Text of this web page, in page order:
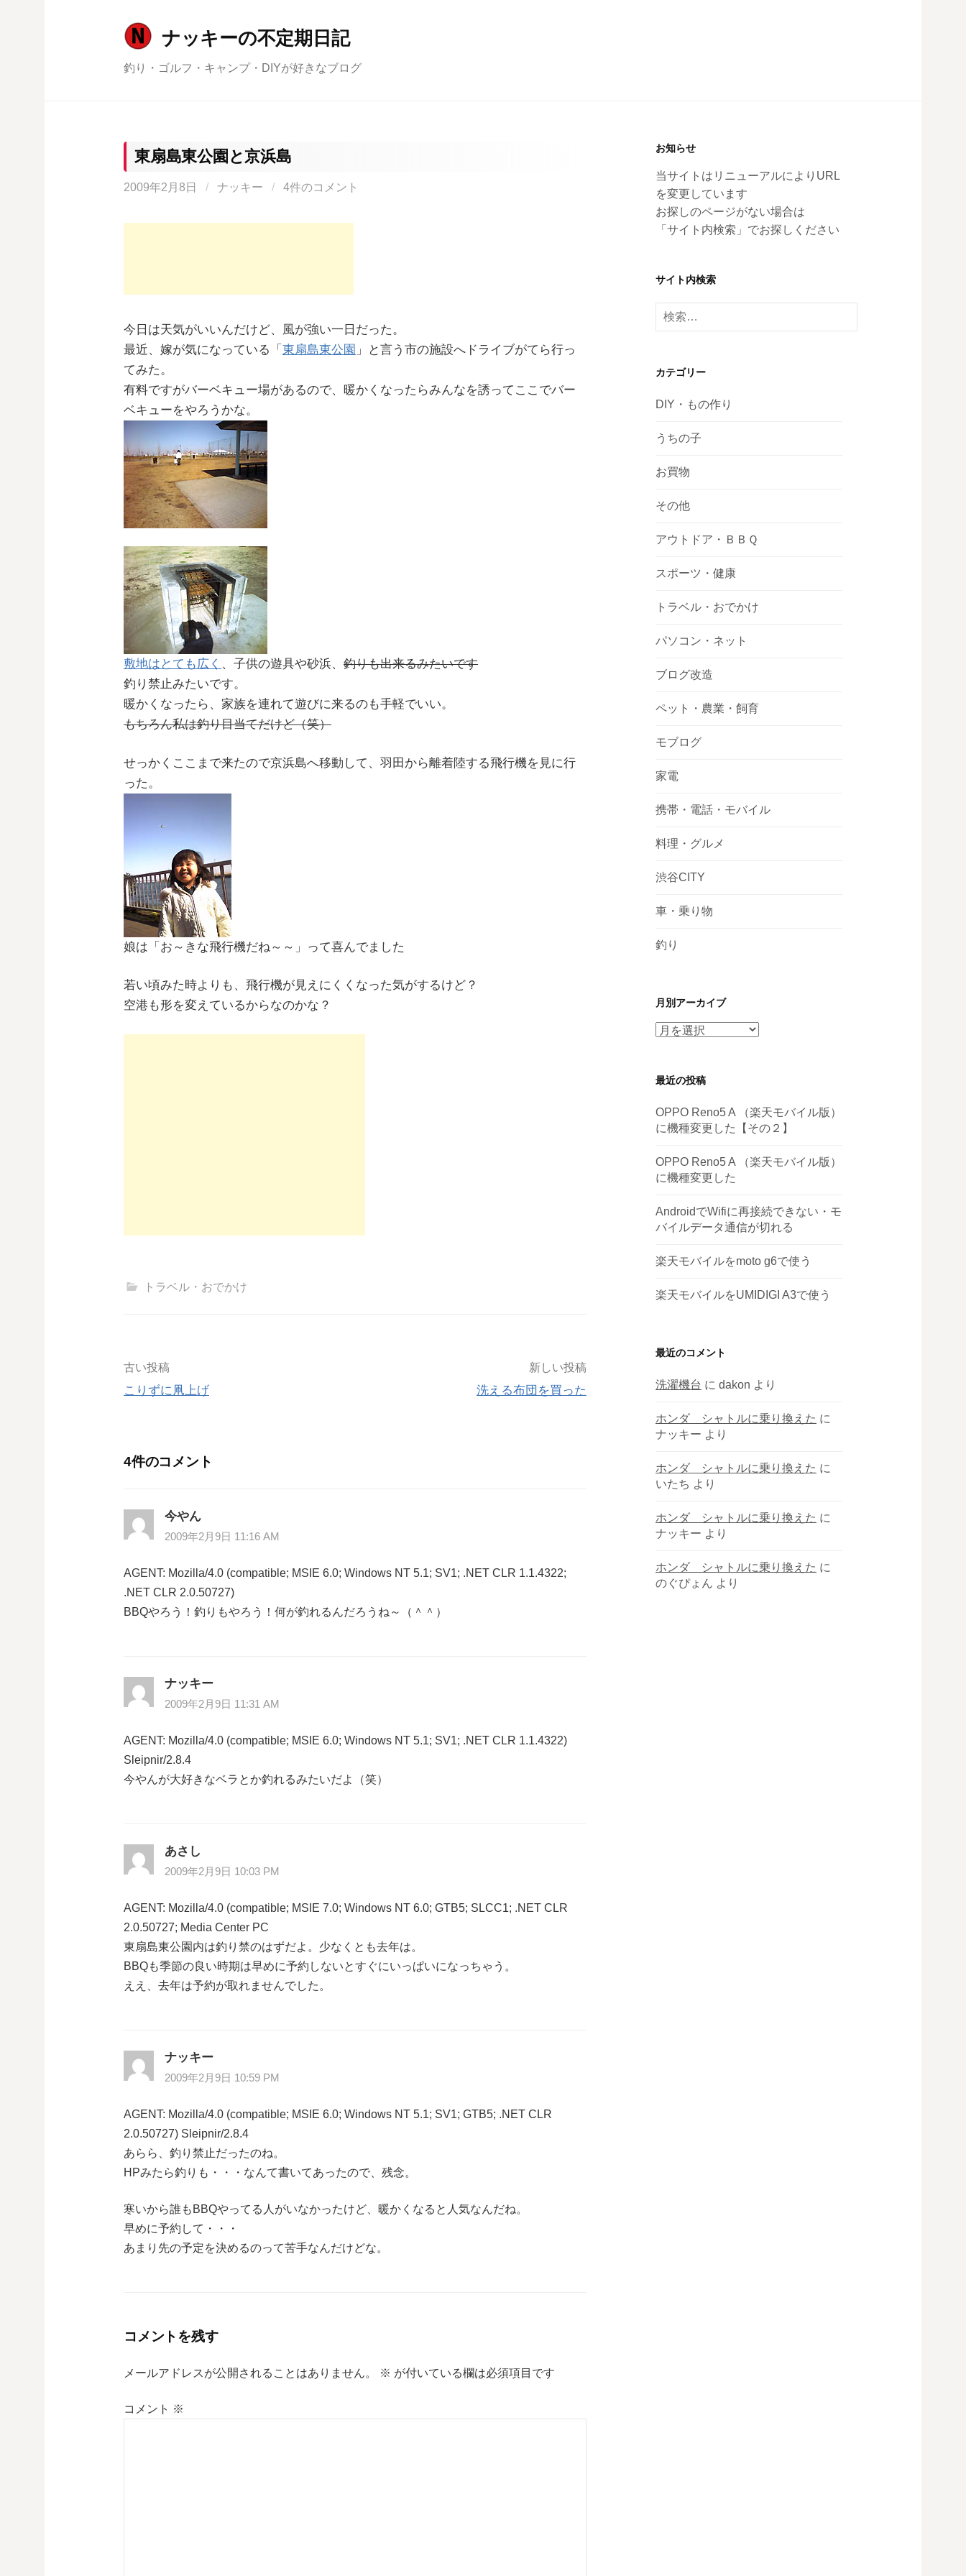
ナッキーの不定期日記
釣り・ゴルフ・キャンプ・DIYが好きなブログ
東扇島東公園と京浜島
2009年2月8日 / ナッキー / 4件のコメント
今日は天気がいいんだけど、風が強い一日だった。
最近、嫁が気になっている「 東扇島東公園 」と言う市の施設へドライブがてら行っ
てみた。
有料ですがバーベキュー場があるので、暖かくなったらみんなを誘ってここでバー
ベキューをやろうかな。
敷地はとても広く 、子供の遊具や砂浜、 釣りも出来るみたいです
釣り禁止みたいです。
暖かくなったら、家族を連れて遊びに来るのも手軽でいい。
もちろん私は釣り目当てだけど（笑）
せっかくここまで来たので京浜島へ移動して、羽田から離着陸する飛行機を見に行
った。
娘は「お～きな飛行機だね～～」って喜んでました
若い頃みた時よりも、飛行機が見えにくくなった気がするけど？
空港も形を変えているからなのかな？
トラベル・おでかけ
投
ビ
ゲ
ー
シ
ョ
古い投稿
こりずに凧上げ
新しい投稿
洗える布団を買った
4件のコメント
今やん
2009年2月9日 11:16 AM
AGENT: Mozilla/4.0 (compatible; MSIE 6.0; Windows NT 5.1; SV1; .NET CLR 1.1.4322;
.NET CLR 2.0.50727)
BBQやろう！釣りもやろう！何が釣れるんだろうね～（＾＾）
ナッキー
2009年2月9日 11:31 AM
AGENT: Mozilla/4.0 (compatible; MSIE 6.0; Windows NT 5.1; SV1; .NET CLR 1.1.4322)
Sleipnir/2.8.4
今やんが大好きなベラとか釣れるみたいだよ（笑）
あさし
2009年2月9日 10:03 PM
AGENT: Mozilla/4.0 (compatible; MSIE 7.0; Windows NT 6.0; GTB5; SLCC1; .NET CLR
2.0.50727; Media Center PC
東扇島東公園内は釣り禁のはずだよ。少なくとも去年は。
BBQも季節の良い時期は早めに予約しないとすぐにいっぱいになっちゃう。
ええ、去年は予約が取れませんでした。
ナッキー
2009年2月9日 10:59 PM
AGENT: Mozilla/4.0 (compatible; MSIE 6.0; Windows NT 5.1; SV1; GTB5; .NET CLR
2.0.50727) Sleipnir/2.8.4
あらら、釣り禁止だったのね。
HPみたら釣りも・・・なんて書いてあったので、残念。
寒いから誰もBBQやってる人がいなかったけど、暖かくなると人気なんだね。
早めに予約して・・・
あまり先の予定を決めるのって苦手なんだけどな。
コメントを残す
メールアドレスが公開されることはありません。 ※ が付いている欄は必須項目です
コメント ※
お知らせ
当サイトはリニューアルによりURL
を変更しています
お探しのページがない場合は
「サイト内検索」でお探しください
サイト内検索
検
索:
カテゴリー
DIY・もの作り
うちの子
お買物
その他
アウトドア・ＢＢＱ
スポーツ・健康
トラベル・おでかけ
パソコン・ネット
ブログ改造
ペット・農業・飼育
モブログ
家電
携帯・電話・モバイル
料理・グルメ
渋谷CITY
車・乗り物
釣り
月別アーカイブ
月
ー
イ
ブ
最近の投稿
OPPO Reno5 A （楽天モバイル版）
に機種変更した【その２】
OPPO Reno5 A （楽天モバイル版）
に機種変更した
AndroidでWifiに再接続できない・モ
バイルデータ通信が切れる
楽天モバイルをmoto g6で使う
楽天モバイルをUMIDIGI A3で使う
最近のコメント
洗濯機台 に dakon より
ホンダ シャトルに乗り換えた に
ナッキー より
ホンダ シャトルに乗り換えた に
いたち より
ホンダ シャトルに乗り換えた に
ナッキー より
ホンダ シャトルに乗り換えた に
のぐぴょん より